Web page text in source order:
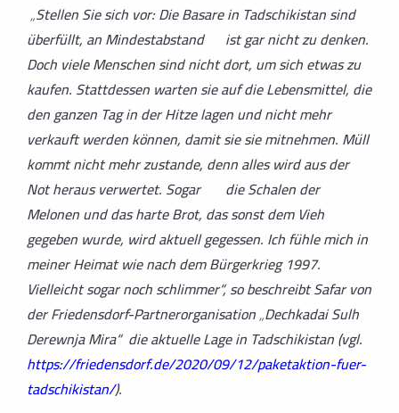
„Stellen Sie sich vor: Die Basare in Tadschikistan sind
überfüllt, an Mindestabstand ist gar nicht zu denken.
Doch viele Menschen sind nicht dort, um sich etwas zu
kaufen. Stattdessen warten sie auf die Lebensmittel, die
den ganzen Tag in der Hitze lagen und nicht mehr
verkauft werden können, damit sie sie mitnehmen. Müll
kommt nicht mehr zustande, denn alles wird aus der
Not heraus verwertet. Sogar die Schalen der
Melonen und das harte Brot, das sonst dem Vieh
gegeben wurde, wird aktuell gegessen. Ich fühle mich in
meiner Heimat wie nach dem Bürgerkrieg 1997.
Vielleicht sogar noch schlimmer“, so beschreibt Safar von
der Friedensdorf-Partnerorganisation „Dechkadai Sulh
Derewnja Mira“ die aktuelle Lage in Tadschikistan (vgl.
https://friedensdorf.de/2020/09/12/paketaktion-fuer-
tadschikistan/).